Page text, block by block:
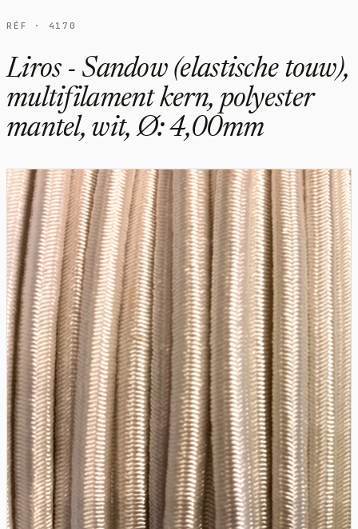
RÉF · 4170
Liros - Sandow (elastische touw),
multifilament kern, polyester
mantel, wit, Ø: 4,00mm